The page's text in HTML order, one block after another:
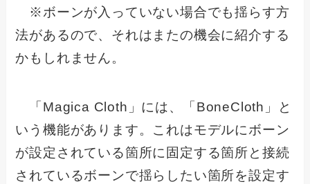
※ボーンが入っていない場合でも揺らす方
法があるので、それはまたの機会に紹介する
かもしれません。
「Magica Cloth」には、「BoneCloth」と
いう機能があります。これはモデルにボーン
が設定されている箇所に固定する箇所と接続
されているボーンで揺らしたい箇所を設定す